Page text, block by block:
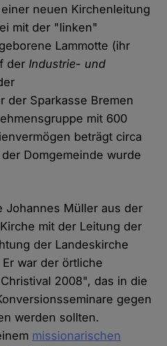
neuen Kirchenleitung
mit der "linken"
Lammotte (ihr
derIndustrie- und
der Sparkasse Bremen
mit 600
beträgt circa
Domgemeinde wurde
Johannes Müller aus der
mit der Leitung der
der Landeskirche
war der örtliche
2008", das in die
gegen
werden sollten.
missionarischen